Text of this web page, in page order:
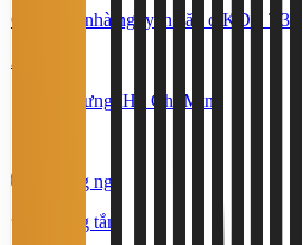
Cho thuê nhà nguyên căn ở KDC T30
Bình Hưng, Hồ Chí Minh
5 phòng ngủ
3 phòng tắm